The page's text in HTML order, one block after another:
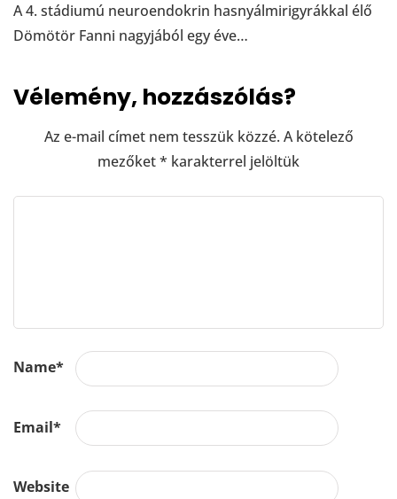
A 4. stádiumú neuroendokrin hasnyálmirigyrákkal élő
Dömötör Fanni nagyjából egy éve…
Vélemény, hozzászólás?
Az e-mail címet nem tesszük közzé. A kötelező
mezőket* karakterrel jelöltük
Name*
Email*
Website